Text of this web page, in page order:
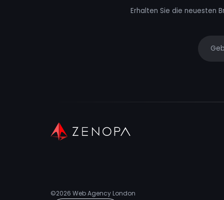
Erhalten Sie die neuesten
©2026 Web Agency London